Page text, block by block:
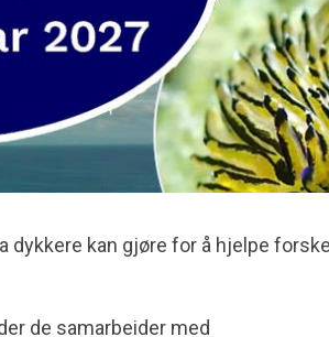
dykkere kan gjøre for å hjelpe
de samarbeider med